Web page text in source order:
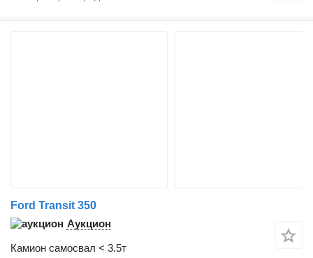
Ford Transit 350
Аукцион
Камион самосвал < 3.5т